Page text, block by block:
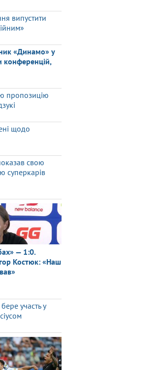
випустити
«Динамо» у
конференцій,
пропозицію
щодо
свою
суперкарів
— 1:0.
Костюк: «Наш
участь у